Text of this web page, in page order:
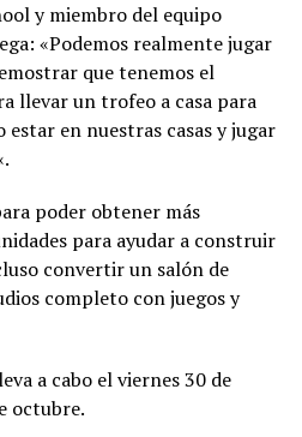
y miembro del equipo
«Podemos realmente jugar
que tenemos el
llevar un trofeo a casa para
estar en nuestras casas y jugar
poder obtener más
para ayudar a construir
convertir un salón de
completo con juegos y
a cabo el viernes 30 de
octubre.